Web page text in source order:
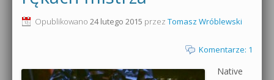
Produkcja muzyczna od podstaw
0dB.pl - informacje
Materiały dla mediów
Opublikowano 24 lutego 2015 przez Tomasz Wróblewski
Komentarze: 1
Native